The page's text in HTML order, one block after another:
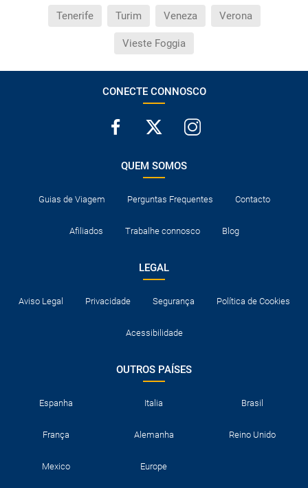
Tenerife Turim Veneza Verona
Vieste Foggia
CONECTE CONNOSCO
QUEM SOMOS
Guias de Viagem Perguntas Frequentes Contacto
Afiliados Trabalhe connosco Blog
LEGAL
Aviso Legal Privacidade Segurança Política de Cookies
Acessibilidade
OUTROS PAÍSES
Espanha Italia Brasil
França Alemanha Reino Unido
Mexico Europe